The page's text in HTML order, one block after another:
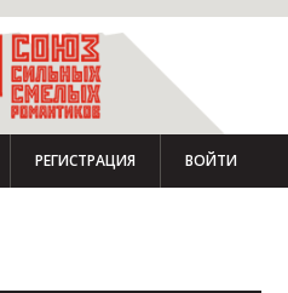
РЕГИСТРАЦИЯ
ВОЙТИ